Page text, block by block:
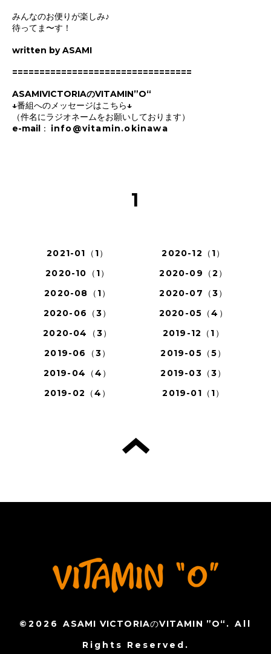
みんなのお便りが楽しみ♪
待ってま〜す！
written by ASAMI
=================================
ASAMIVICTORIAのVITAMIN”O“
↓番組へのメッセージはこちら↓
（件名にラジオネームをお願いしております）
e-mail： info@vitamin.okinawa
1
2021-01（1）
2020-12（1）
2020-10（1）
2020-09（2）
2020-08（1）
2020-07（3）
2020-06（3）
2020-05（4）
2020-04（3）
2019-12（1）
2019-06（3）
2019-05（5）
2019-04（4）
2019-03（3）
2019-02（4）
2019-01（1）
©2026ASAMI VICTORIAのVITAMIN ”O“ . All
Rights Reserved.